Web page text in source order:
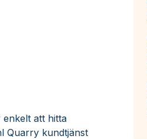
att hitta
Quarry kundtjänst